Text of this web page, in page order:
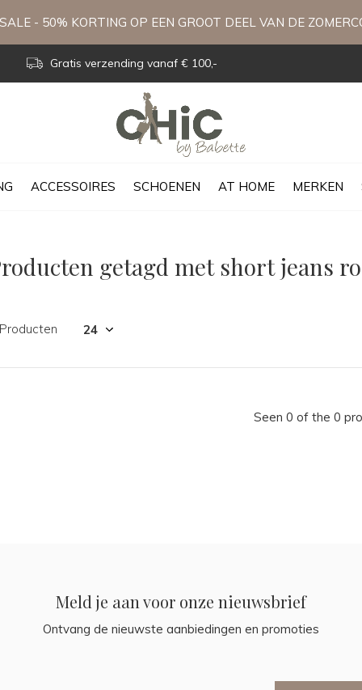
ACCESSOIRES SCHOENEN AT HOME MERKEN
Gratis verzending vanaf € 100,-
- 50% KORTING OP EEN GROOT DEEL VAN DE
getagd met short jeans ro
Seen 0 of the 0
Meld je aan voor onze nieuwsbrief
Ontvang de nieuwste aanbiedingen en promoties